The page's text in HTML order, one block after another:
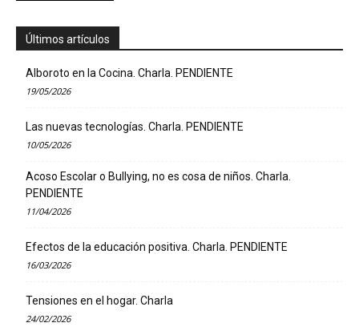
Últimos artículos
Alboroto en la Cocina. Charla. PENDIENTE
19/05/2026
Las nuevas tecnologías. Charla. PENDIENTE
10/05/2026
Acoso Escolar o Bullying, no es cosa de niños. Charla.
PENDIENTE
11/04/2026
Efectos de la educación positiva. Charla. PENDIENTE
16/03/2026
Tensiones en el hogar. Charla
24/02/2026